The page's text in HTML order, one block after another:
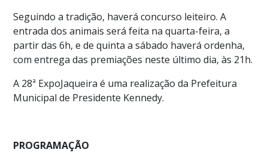
Seguindo a tradição, haverá concurso leiteiro. A
entrada dos animais será feita na quarta-feira, a
partir das 6h, e de quinta a sábado haverá ordenha,
com entrega das premiações neste último dia, às 21h.
A 28ª ExpoJaqueira é uma realização da Prefeitura
Municipal de Presidente Kennedy.
PROGRAMAÇÃO